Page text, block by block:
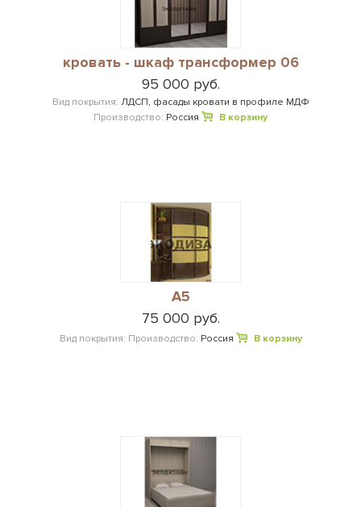
кровать - шкаф трансформер 06
95 000 руб.
Вид покрытия: ЛДСП, фасады кровати в профиле МДФ
Производство: Россия В корзину
А5
75 000 руб.
Вид покрытия: Производство: Россия В корзину